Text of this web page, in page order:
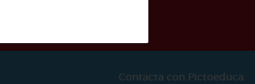
Contacta con Pictoeduca